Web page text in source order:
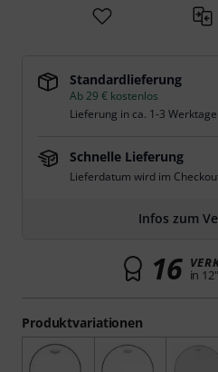
Produktvariationen
Standardlieferung
Ab 29 € kostenlos
Lieferung in ca. 1-3
Schnelle Lieferung
Lieferdatum wird im
Infos zum
16 in